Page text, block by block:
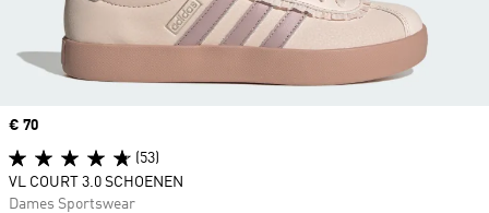
Price
€ 70
(53)
VL COURT 3.0 SCHOENEN
Dames Sportswear